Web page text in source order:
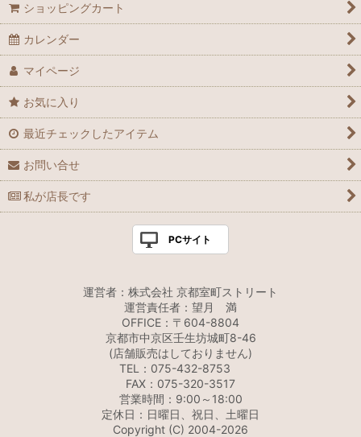
ショッピングカート
カレンダー
マイページ
お気に入り
最近チェックしたアイテム
お問い合せ
私が店長です
PCサイト
運営者：株式会社 京都室町ストリート
運営責任者：望月 満
OFFICE：〒604-8804
京都市中京区壬生坊城町8-46
(店舗販売はしておりません)
TEL：075-432-8753
FAX：075-320-3517
営業時間：9:00～18:00
定休日：日曜日、祝日、土曜日
Copyright (C) 2004-2026